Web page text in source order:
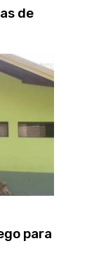
de
para